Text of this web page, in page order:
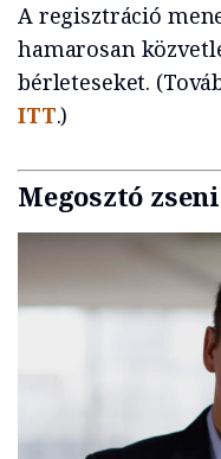
A regisztráció
hamarosan
bérleteseket.
ITT.)
Megosztó